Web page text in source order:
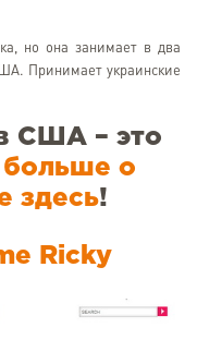
но она занимает в два
Принимает украинские
США – это
больше о
здесь!
Ricky